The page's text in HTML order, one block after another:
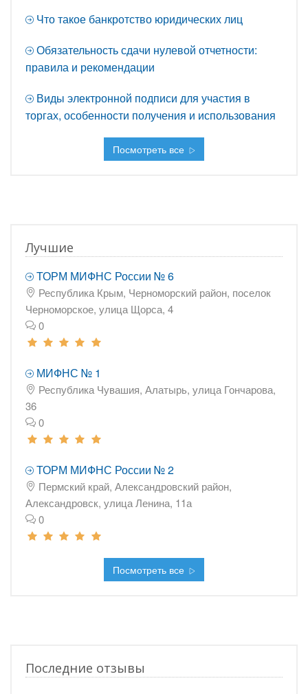
Что такое банкротство юридических лиц
Обязательность сдачи нулевой отчетности:
правила и рекомендации
Виды электронной подписи для участия в
торгах, особенности получения и использования
Посмотреть все
Лучшие
ТОРМ МИФНС России № 6
Республика Крым, Черноморский район, поселок
Черноморское, улица Щорса, 4
0
МИФНС № 1
Республика Чувашия, Алатырь, улица Гончарова,
36
0
ТОРМ МИФНС России № 2
Пермский край, Александровский район,
Александровск, улица Ленина, 11а
0
Посмотреть все
Последние отзывы